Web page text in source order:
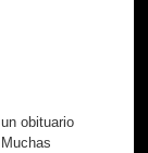
obituario